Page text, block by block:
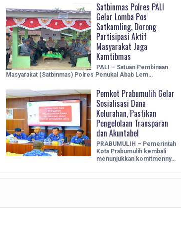
Satbinmas Polres PALI
Gelar Lomba Pos
Satkamling, Dorong
Partisipasi Aktif
Masyarakat Jaga
Kamtibmas
PALI – Satuan Pembinaan
Masyarakat (Satbinmas) Polres Penukal Abab Lem…
Pemkot Prabumulih Gelar
Sosialisasi Dana
Kelurahan, Pastikan
Pengelolaan Transparan
dan Akuntabel
PRABUMULIH – Pemerintah
Kota Prabumulih kembali
menunjukkan komitmenny…